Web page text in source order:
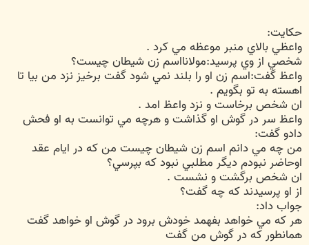
حكايت:
واعظي بالاي منبر موعظه مي كرد .
شخصي از وي پرسيد:مولانااسم زن شيطان چيست؟
واعظ گفت:اسم زن او را بلند نمي شود گفت برخيز نزد من بيا تا
اهسته به تو بگويم .
ان شخص برخاست و نزد واعظ امد .
واعظ سر در گوش او گذاشت و هرچه مي توانست به او فحش
دادو گفت:
من چه مي دانم اسم زن شيطان چيست من كه در ايام عقد
اوحاضر نبودم ديگر مطلبي نبود كه بپرسي؟
ان شخص برگشت و نشست .
از او پرسيدند كه چه گفت؟
جواب داد:
هر كه مي خواهد بفهمد خودش برود در گوش او خواهد گفت
همانطور كه در گوش من گفت